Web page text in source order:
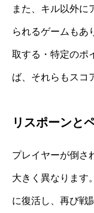
また、キル以外に
られるゲームもあ
取する・特定のポ
ば、それらもスコ
リスポーンと
プレイヤーが倒さ
大きく異なります
に復活し、再び戦